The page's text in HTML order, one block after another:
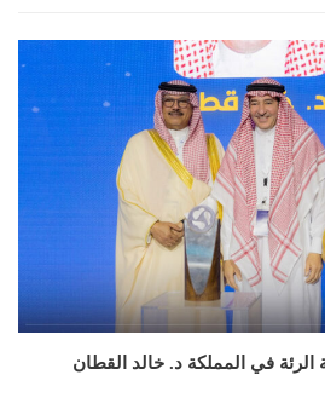
الرئة في المملكة د. خالد القطان